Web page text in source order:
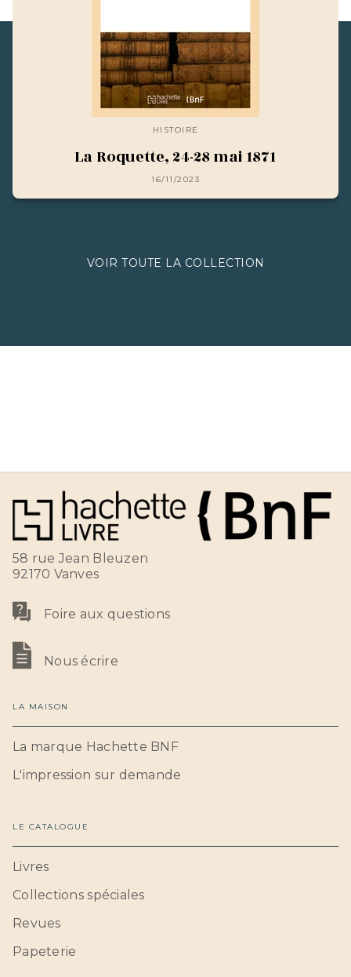
HISTOIRE
La Roquette, 24-28 mai 1871
16/11/2023
VOIR TOUTE LA COLLECTION
58 rue Jean Bleuzen
92170 Vanves
Foire aux questions
Nous écrire
LA MAISON
La marque Hachette BNF
L'impression sur demande
LE CATALOGUE
Livres
Collections spéciales
Revues
Papeterie